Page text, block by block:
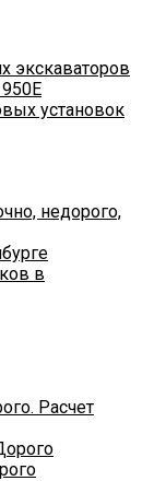
экскаваторов
установок
недорого,
в
Расчет